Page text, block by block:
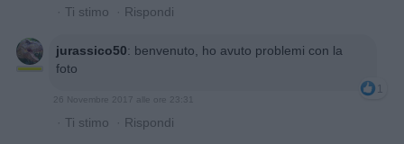
· Ti stimo · Rispondi
jurassico50: benvenuto, ho avuto problemi con la
foto
1
26 Novembre 2017 alle ore 23:31
· Ti stimo · Rispondi